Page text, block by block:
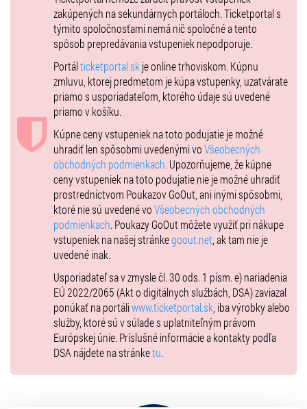
zakúpených na sekundárnych portáloch. Ticketportal s
týmito spoločnosťami nemá nič spoločné a tento
spôsob prepredávania vstupeniek nepodporuje.
Portálticketportal.skje online trhoviskom. Kúpnu
zmluvu, ktorej predmetom je kúpa vstupenky, uzatvárate
priamo s usporiadateľom, ktorého údaje sú uvedené
priamo v košíku.
Kúpne ceny vstupeniek na toto podujatie je možné
uhradiť len spôsobmi uvedenými voVšeobecných
obchodných podmienkach. Upozorňujeme, že kúpne
ceny vstupeniek na toto podujatie nie je možné uhradiť
prostredníctvom Poukazov GoOut, ani inými spôsobmi,
ktoré nie sú uvedené voVšeobecných obchodných
podmienkach. Poukazy GoOut môžete využiť pri nákupe
vstupeniek na našej stránkegoout.net, ak tam nie je
uvedené inak.
Usporiadateľ sa v zmysle čl. 30 ods. 1 písm. e) nariadenia
EÚ 2022/2065 (Akt o digitálnych službách, DSA) zaviazal
ponúkať na portáliwww.ticketportal.sk, iba výrobky alebo
služby, ktoré sú v súlade s uplatniteľným právom
Európskej únie. Príslušné informácie a kontakty podľa
DSA nájdete na stránketu.